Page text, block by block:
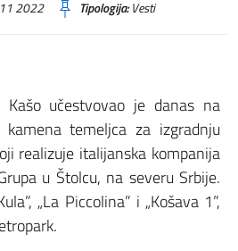
2022 Tipologija:Vesti
Kašo učestvovao je danas na
kamena temeljca za izgradnju
realizuje italijanska kompanija
u Štolcu, na severu Srbije.
„La Piccolina” i „Košava 1”,